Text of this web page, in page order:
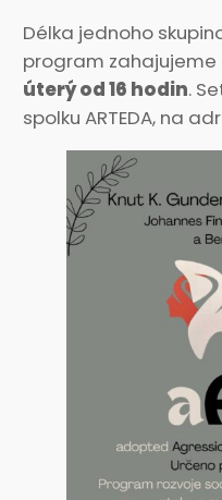
Délka jednoho
program zahajujeme
úterý od 16 hodin.
spolku ARTEDA, na